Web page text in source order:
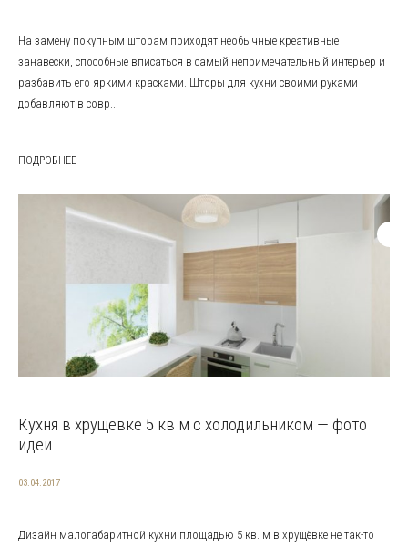
На замену покупным шторам приходят необычные креативные
занавески, способные вписаться в самый непримечательный интерьер и
разбавить его яркими красками. Шторы для кухни своими руками
добавляют в совр...
ПОДРОБНЕЕ
Кухня в хрущевке 5 кв м с холодильником — фото
идеи
03.04.2017
Дизайн малогабаритной кухни площадью 5 кв. м в хрущёвке не так-то